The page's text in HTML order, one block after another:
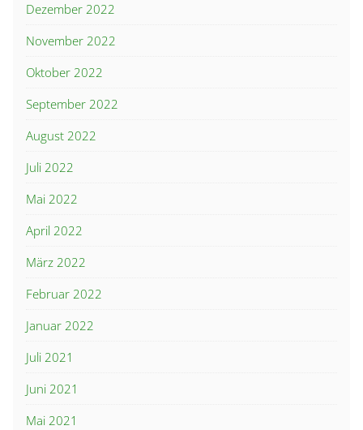
Dezember 2022
November 2022
Oktober 2022
September 2022
August 2022
Juli 2022
Mai 2022
April 2022
März 2022
Februar 2022
Januar 2022
Juli 2021
Juni 2021
Mai 2021